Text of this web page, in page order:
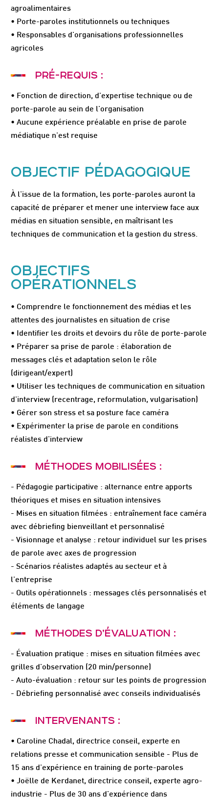
agroalimentaires
• Porte-paroles institutionnels ou techniques
• Responsables d'organisations professionnelles
agricoles
PRÉ-REQUIS :
• Fonction de direction, d'expertise technique ou de
porte-parole au sein de l'organisation
• Aucune expérience préalable en prise de parole
médiatique n'est requise
OBJECTIF PÉDAGOGIQUE
À l'issue de la formation, les porte-paroles auront la
capacité de préparer et mener une interview face aux
médias en situation sensible, en maîtrisant les
techniques de communication et la gestion du stress.
OBJECTIFS
OPÉRATIONNELS
• Comprendre le fonctionnement des médias et les
attentes des journalistes en situation de crise
• Identifier les droits et devoirs du rôle de porte-parole
• Préparer sa prise de parole : élaboration de
messages clés et adaptation selon le rôle
(dirigeant/expert)
• Utiliser les techniques de communication en situation
d'interview (recentrage, reformulation, vulgarisation)
• Gérer son stress et sa posture face caméra
• Expérimenter la prise de parole en conditions
réalistes d'interview
MÉTHODES MOBILISÉES :
- Pédagogie participative : alternance entre apports
théoriques et mises en situation intensives
- Mises en situation filmées : entraînement face caméra
avec débriefing bienveillant et personnalisé
- Visionnage et analyse : retour individuel sur les prises
de parole avec axes de progression
- Scénarios réalistes adaptés au secteur et à
l'entreprise
- Outils opérationnels : messages clés personnalisés et
éléments de langage
MÉTHODES D’ÉVALUATION :
- Évaluation pratique : mises en situation filmées avec
grilles d'observation (20 min/personne)
- Auto-évaluation : retour sur les points de progression
- Débriefing personnalisé avec conseils individualisés
INTERVENANTS :
• Caroline Chadal, directrice conseil, experte en
relations presse et communication sensible - Plus de
15 ans d'expérience en training de porte-paroles
• Joëlle de Kerdanet, directrice conseil, experte agro-
industrie - Plus de 30 ans d'expérience dans